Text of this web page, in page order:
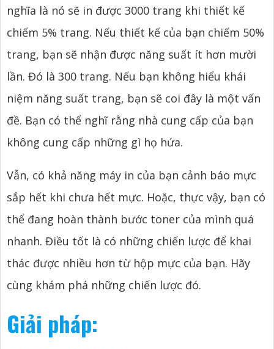
nghĩa là nó sẽ in được 3000 trang khi thiết kế
chiếm 5% trang. Nếu thiết kế của bạn chiếm 50%
trang, bạn sẽ nhận được năng suất ít hơn mười
lần. Đó là 300 trang. Nếu bạn không hiểu khái
niệm năng suất trang, bạn sẽ coi đây là một vấn
đề. Bạn có thể nghĩ rằng nhà cung cấp của bạn
không cung cấp những gì họ hứa.
Vẫn, có khả năng máy in của bạn cảnh báo mực
sắp hết khi chưa hết mực. Hoặc, thực vậy, bạn có
thể đang hoàn thành bước toner của mình quá
nhanh. Điều tốt là có những chiến lược để khai
thác được nhiều hơn từ hộp mực của bạn. Hãy
cùng khám phá những chiến lược đó.
Giải pháp: